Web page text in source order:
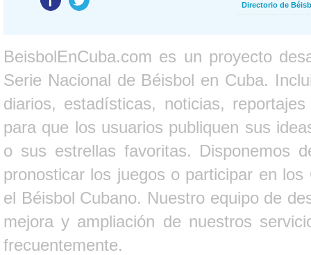
Directorio de
BeisbolEnCuba.com es un proyecto
Serie Nacional de Béisbol en Cuba.
diarios, estadísticas, noticias,
para que los usuarios publiquen sus
o sus estrellas favoritas. Disponemos
pronosticar los juegos o participar en
el Béisbol Cubano. Nuestro equipo de
mejora y ampliación de nuestros
frecuentemente.